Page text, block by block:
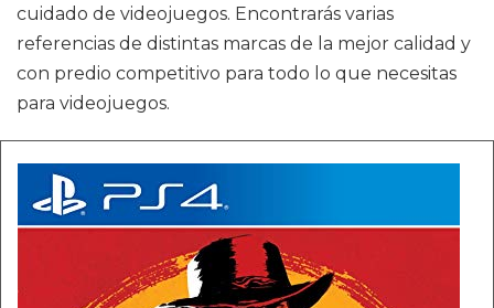
cuidado de videojuegos. Encontrarás varias
referencias de distintas marcas de la mejor calidad y
con predio competitivo para todo lo que necesitas
para videojuegos.